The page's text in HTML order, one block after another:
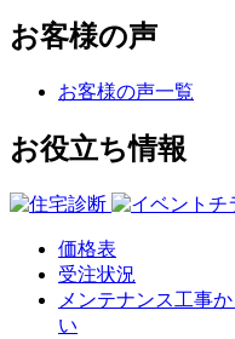
お客様の声
お客様の声一覧
お役立ち情報
価格表
受注状況
メンテナンス工事
い